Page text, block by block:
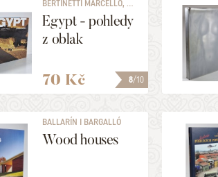
8/10
BERTINETTI MARCELLO, ...
Egypt - pohledy
z oblak
70 Kč
BALLARÍN I BARGALLÓ
JOAQUIM, ...
Wood houses